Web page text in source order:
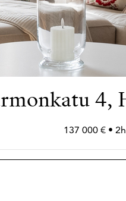
4,
137 000 € •